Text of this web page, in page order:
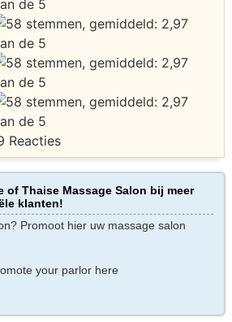
Reacties
of Thaise Massage Salon bij meer
klanten!
Promoot hier uw massage salon
your parlor here